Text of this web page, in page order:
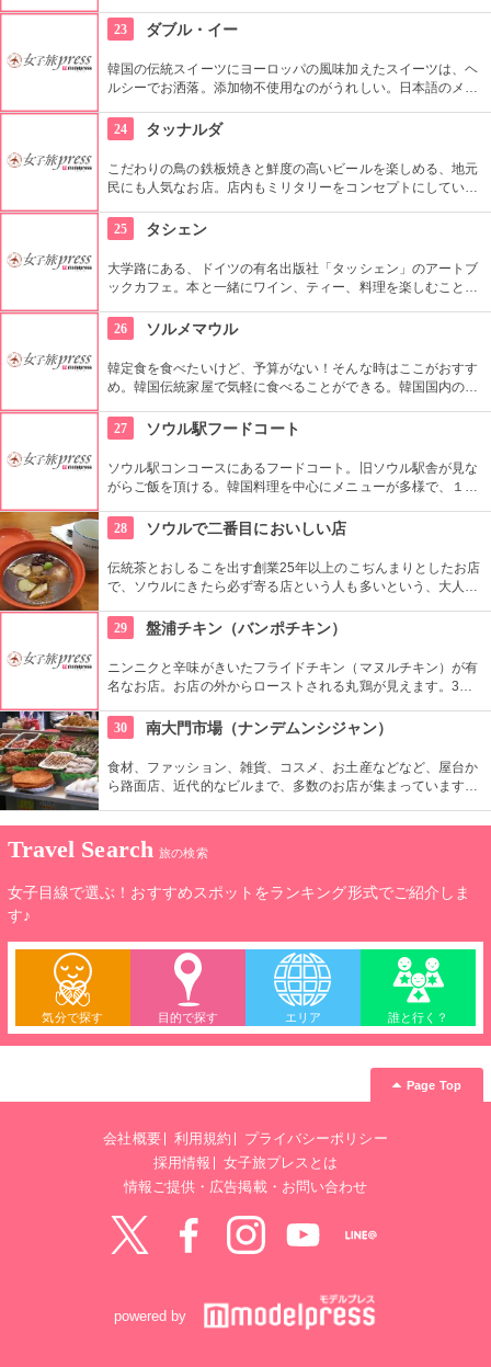
サラダ丼のようなビビンバは身体にも良く、特に女性に人気で
す。
23 ダブル・イー
韓国の伝統スイーツにヨーロッパの風味加えたスイーツは、ヘ
ルシーでお洒落。添加物不使用なのがうれしい。日本語のメニ
テイクアウト可。
24 タッナルダ
こだわりの鳥の鉄板焼きと鮮度の高いビールを楽しめる、地元
民にも人気なお店。店内もミリタリーをコンセプトにしていて
認定を受けているのでビール好きのあなたには是非試してほし
い。
25 タシェン
大学路にある、ドイツの有名出版社「タッシェン」のアートブ
ックカフェ。本と一緒にワイン、ティー、料理を楽しむことが
み物を読書しながら至福のひと時をどうぞ。
26 ソルメマウル
韓定食を食べたいけど、予算がない！そんな時はここがおすす
め。韓国伝統家屋で気軽に食べることができる。韓国国内の新
でも地元の人たちで大人気なので、ランチタイムは避けたほう
が無難かも。
27 ソウル駅フードコート
ソウル駅コンコースにあるフードコート。旧ソウル駅舎が見な
がらご飯を頂ける。韓国料理を中心にメニューが多様で、１人
るのがフードコートのいいところ。もちろんおひとり様ご飯に
もってこい。
28 ソウルで二番目においしい店
伝統茶とおしるこを出す創業25年以上のこぢんまりとしたお店
で、ソウルにきたら必ず寄る店という人も多いという、大人気
いた味は、クセになりそう。テイクアウトも可能です。
29 盤浦チキン（バンポチキン）
ニンニクと辛味がきいたフライドチキン（マヌルチキン）が有
名なお店。お店の外からローストされる丸鶏が見えます。3時
ンニクソースがきいています。昼も夜も、地元客が多く集まり
ます。
30 南大門市場（ナンデムンシジャン）
食材、ファッション、雑貨、コスメ、お土産などなど、屋台か
ら路面店、近代的なビルまで、多数のお店が集まっています。
地は常に買い物客であふれかえり、賑やかな空間が溢れます。
Travel Search 旅の検索
女子目線で選ぶ！おすすめスポットをランキング形式でご紹介しま
す♪
気分で探す 目的で探す エリア 誰と行く？
Page Top
会社概要 利用規約
プライバシーポリシー
採用情報
女子旅プレスとは
情報ご提供・広告掲載・お問い合わせ
powered by